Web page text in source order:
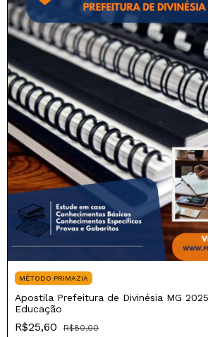
MÉTODO PRIMAZIA
Apostila Prefeitura de Divinésia MG
Educação
R$25,60
R$80,00